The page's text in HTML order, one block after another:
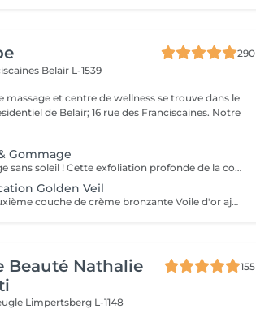
290
Belair L-1539
massage et centre de wellness se trouve dans le
de Belair; 16 rue des Franciscaines. Notre
Gommage
Un beau bronzage sans soleil ! Cette exfoliation profonde de la couche externe du visage et du corps élimine les peaux mortes et les imperfections cutanées tout en favorisant une bonne circulation sanguine dans votre corps. Elle est suivie de l'application parfaite de la Voile Doré biologique de Phyt's qui se fond dans la peau pour un éclat radieux, une peau douce et souple.
Golden Veil
L'ajout d'une deuxième couche de crème bronzante Voile d'or ajoute de l'intensité tout en prolongeant la longévité de votre traitement initial. Cette étape ne nécessite pas d'exfoliation/gommage mais comprend un magnifique massage des cheveux et du cuir chevelu.
Beauté Nathalie
155
Limpertsberg L-1148